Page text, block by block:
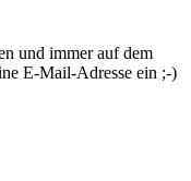
und immer auf dem
E-Mail-Adresse ein ;-)